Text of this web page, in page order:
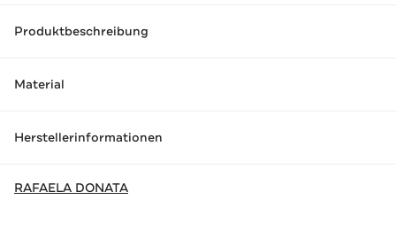
Produktbeschreibung
Material
Herstellerinformationen
RAFAELA DONATA